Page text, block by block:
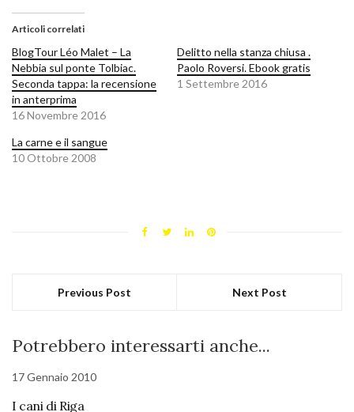
Articoli correlati
BlogTour Léo Malet – La
Nebbia sul ponte Tolbiac.
Seconda tappa: la recensione
in anterprima
16 Novembre 2016
Delitto nella stanza chiusa .
Paolo Roversi. Ebook gratis
1 Settembre 2016
La carne e il sangue
10 Ottobre 2008
Previous Post Next Post
Potrebbero interessarti anche...
17 Gennaio 2010
I cani di Riga